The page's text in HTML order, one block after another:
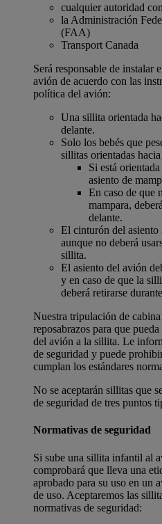
cualquier autoridad
la Administración
(FAA)
Transport Canada
Será responsable de instalar
avión de acuerdo con las
política del avión:
Una sillita orientada
delante.
Solo los bebés que
sillitas orientadas
Si está
asiento de
En caso de que
mampara,
delante.
El cinturón del asiento
aunque no deberá
sillita.
El asiento del avión
y en caso de que la
deberá retirarse
Nuestra tripulación de
reposabrazos para que
del avión a la sillita. Le
de seguridad y puede
cumplan los estándares
No se aceptarán sillitas que
de seguridad de tres puntos
Normativas de seguridad
Si sube una sillita infantil al
comprobará que lleva una
aprobado para su uso en un
de uso. Aceptaremos las
normativas de seguridad: